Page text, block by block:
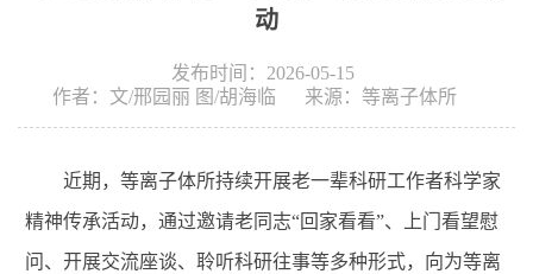
动
发布时间：2026-05-15
作者： 文/邢园丽 图/胡海临 来源： 等离子体所
近期，等离子体所持续开展老一辈科研工作者科学家
精神传承活动，通过邀请老同志“回家看看”、上门看望慰
问、开展交流座谈、聆听科研往事等多种形式，向为等离